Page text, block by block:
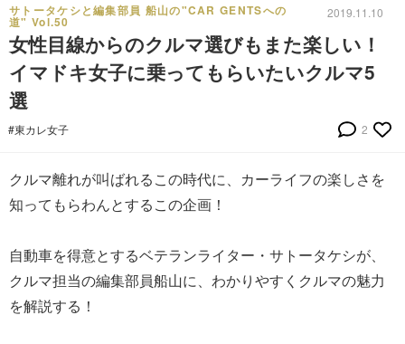
サトータケシと編集部員 船山の"CAR GENTSへの
道" Vol.50
2019.11.10
女性目線からのクルマ選びもまた楽しい！
イマドキ女子に乗ってもらいたいクルマ5
選
#東カレ女子 2
クルマ離れが叫ばれるこの時代に、カーライフの楽しさを
知ってもらわんとするこの企画！
自動車を得意とするベテランライター・サトータケシが、
クルマ担当の編集部員船山に、わかりやすくクルマの魅力
を解説する！